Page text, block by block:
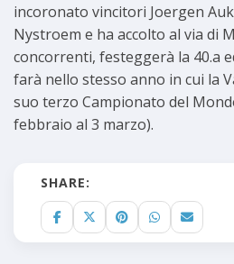
incoronato vincitori Joergen
Nystroem e ha accolto al via di
concorrenti, festeggerà la 40.a
farà nello stesso anno in cui la
suo terzo Campionato del
febbraio al 3 marzo).
SHARE: